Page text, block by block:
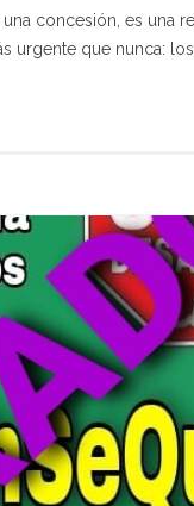
concesión, es una
urgente que nunca: